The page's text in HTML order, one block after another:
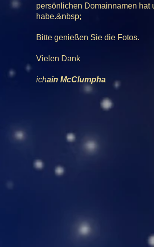
persönlichen Domainnamen hat
habe.&nbsp;
Bitte genießen Sie die Fotos.
Vielen Dank
ichain McClumpha